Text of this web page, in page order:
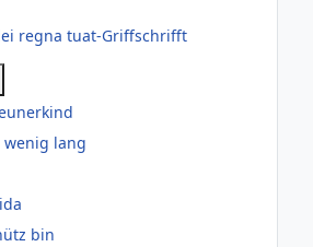
regna tuat-Griffschrifft
wenig lang
bin